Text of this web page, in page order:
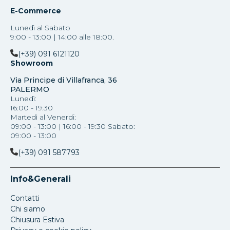
E-Commerce
Lunedì al Sabato
9:00 - 13:00 | 14:00 alle 18:00.
(+39) 091 6121120
Showroom
Via Principe di Villafranca, 36
PALERMO
Lunedì:
16:00 - 19:30
Martedì al Venerdi:
09:00 - 13:00 | 16:00 - 19:30 Sabato:
09:00 - 13:00
(+39) 091 587793
Info&Generali
Contatti
Chi siamo
Chiusura Estiva